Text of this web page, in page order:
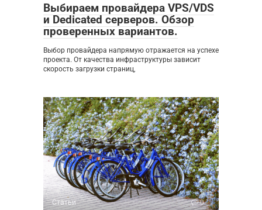
Выбираем провайдера VPS/VDS
и Dedicated серверов. Обзор
проверенных вариантов.
Выбор провайдера напрямую отражается на успехе
проекта. От качества инфраструктуры зависит
скорость загрузки страниц,
Статьи 0